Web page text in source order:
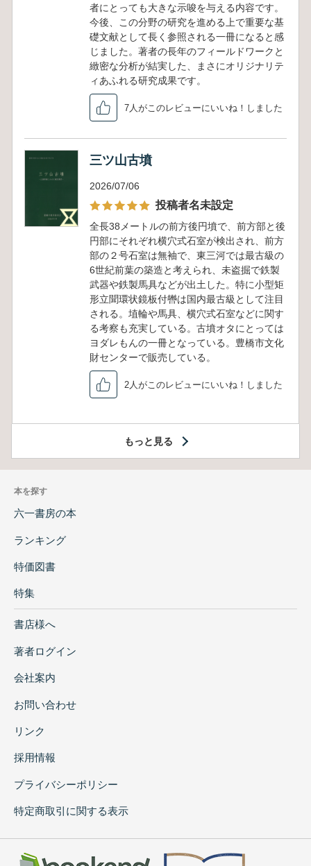
者にとっても大きな示唆を与える内容です。
今後、この分野の研究を進める上で重要な基
礎文献として長く参照される一冊になると感
じました。著者の長年のフィールドワークと
緻密な分析が結実した、まさにオリジナリテ
ィあふれる研究成果です。
7人がこのレビューにいいね！しました
三ツ山古墳
2026/07/06
投稿者名未設定
全長38メートルの前方後円墳で、前方部と後
円部にそれぞれ横穴式石室が検出され、前方
部の２号石室は無袖で、東三河では最古級の
6世紀前葉の築造と考えられ、未盗掘で鉄製
武器や鉄製馬具などが出土した。特に小型矩
形立聞環状鏡板付轡は国内最古級として注目
される。埴輪や馬具、横穴式石室などに関す
る考察も充実している。古墳オタにとっては
ヨダレもんの一冊となっている。豊橋市文化
財センターで販売している。
2人がこのレビューにいいね！しました
もっと見る
本を探す
六一書房の本
ランキング
特価図書
特集
書店様へ
著者ログイン
会社案内
お問い合わせ
リンク
採用情報
プライバシーポリシー
特定商取引に関する表示